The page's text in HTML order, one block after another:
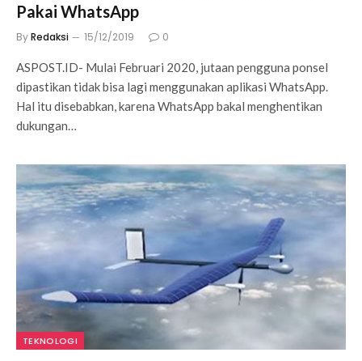
Pakai WhatsApp
ByRedaksi 15/12/2019 0
ASPOST.ID- Mulai Februari 2020, jutaan pengguna ponsel
dipastikan tidak bisa lagi menggunakan aplikasi WhatsApp.
Hal itu disebabkan, karena WhatsApp bakal menghentikan
dukungan…
TEKNOLOGI